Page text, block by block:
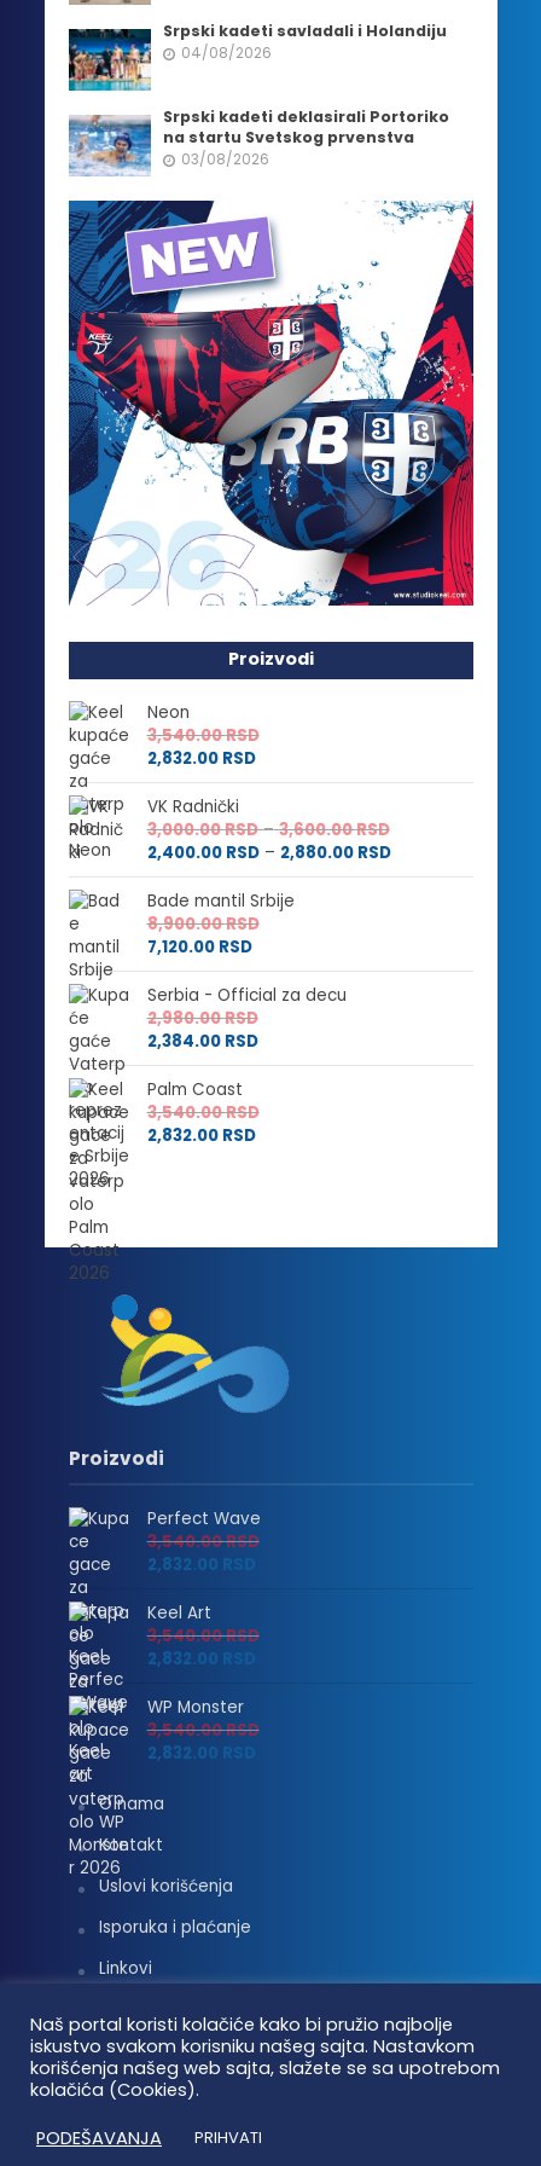
Srpski kadeti savladali i Holandiju
04/08/2026
Srpski kadeti deklasirali Portoriko
na startu Svetskog prvenstva
03/08/2026
Proizvodi
Neon
3,540.00RSD
2,832.00 RSD
VK Radnički
3,000.00RSD – 3,600.00RSDRaspon
cena:
od
2,400.00 RSD – 2,880.00 RSDRaspon
cena:
2,880.00 RSD
Bade mantil Srbije
8,900.00RSD
7,120.00 RSD
Serbia - Official za decu
2,980.00RSD
2,384.00 RSD
Palm Coast
3,540.00RSD
2,832.00 RSD
Proizvodi
Perfect Wave
3,540.00RSD
2,832.00 RSD
Keel Art
3,540.00RSD
2,832.00 RSD
WP Monster
3,540.00RSD
2,832.00 RSD
O nama
Kontakt
Uslovi korišćenja
Isporuka i plaćanje
Linkovi
Vaterpolo vesti © 2026. Sva prava zadržana.
Naš portal koristi kolačiće kako bi pružio najbolje
iskustvo svakom korisniku našeg sajta. Nastavkom
korišćenja našeg web sajta, slažete se sa upotrebom
kolačića (Cookies).
PODEŠAVANJA
PRIHVATI